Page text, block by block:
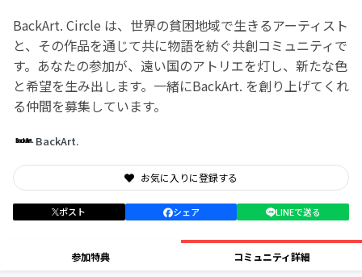
BackArt. Circle は、世界の貧困地域で生きるアーティスト
と、その作品を通じて共に物語を紡ぐ共創コミュニティで
す。あなたの参加が、遠い国のアトリエを灯し、新たな色
と希望を生み出します。一緒にBackArt. を創り上げてくれ
る仲間を募集しています。
BackArt.
お気に入りに登録する
ポスト シェア LINEで送る
参加特典 コミュニティ詳細